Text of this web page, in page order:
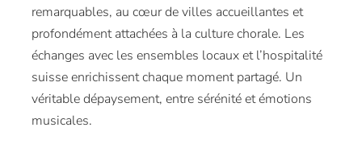
remarquables, au cœur de villes accueillantes et
profondément attachées à la culture chorale. Les
échanges avec les ensembles locaux et l’hospitalité
suisse enrichissent chaque moment partagé. Un
véritable dépaysement, entre sérénité et émotions
musicales.